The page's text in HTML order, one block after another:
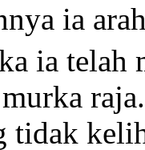
ia
ia telah
tidak